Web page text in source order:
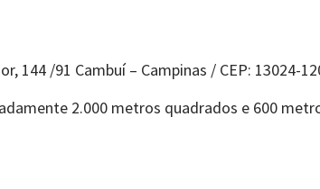
144 /91 Cambuí – Campinas / CEP: 13024-
2.000 metros quadrados e 600